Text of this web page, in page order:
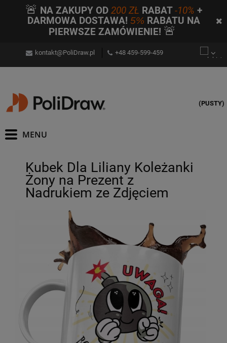
🚨 NA ZAKUPY OD200 ZŁ RABAT-10% +
DARMOWA DOSTAWA! 5% RABATU NA
PIERWSZE ZAMÓWIENIE! 🚨
kontakt@PoliDraw.pl +48 459-599-459
(PUSTY)
Kubek Dla Liliany Koleżanki
Żony na Prezent z
Nadrukiem ze Zdjęciem